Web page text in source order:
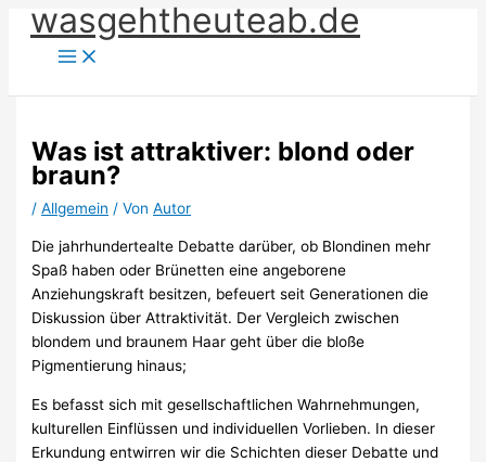
Zum
Inhalt
springen
wasgehtheuteab.de
Was ist attraktiver: blond oder
braun?
/Allgemein / VonAutor
Die jahrhundertealte Debatte darüber, ob Blondinen mehr
Spaß haben oder Brünetten eine angeborene
Anziehungskraft besitzen, befeuert seit Generationen die
Diskussion über Attraktivität. Der Vergleich zwischen
blondem und braunem Haar geht über die bloße
Pigmentierung hinaus;
Es befasst sich mit gesellschaftlichen Wahrnehmungen,
kulturellen Einflüssen und individuellen Vorlieben. In dieser
Erkundung entwirren wir die Schichten dieser Debatte und